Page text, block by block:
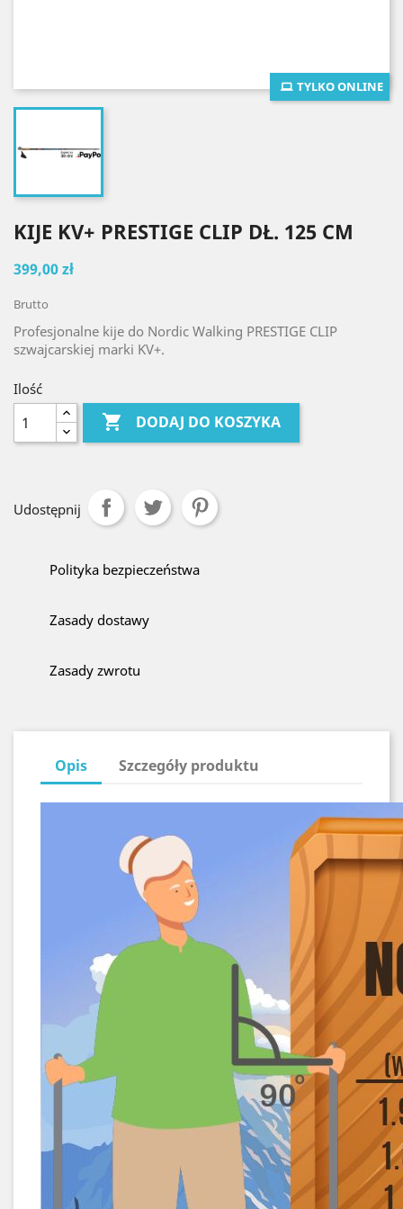
TYLKO ONLINE
KIJE KV+ PRESTIGE CLIP DŁ. 125 CM
399,00 zł
Brutto
Profesjonalne kije do Nordic Walking PRESTIGE CLIP
szwajcarskiej marki KV+.
Ilość
 DODAJ DO KOSZYKA
Udostępnij
Polityka bezpieczeństwa
Zasady dostawy
Zasady zwrotu
Opis Szczegóły produktu